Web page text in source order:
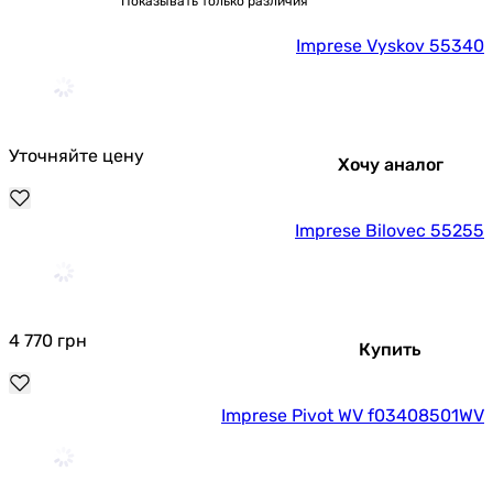
Imprese Vyskov 55340
Уточняйте цену Хочу аналог
Imprese Bilovec 55255
4 770 грн Купить
Imprese Pivot WV f03408501WV